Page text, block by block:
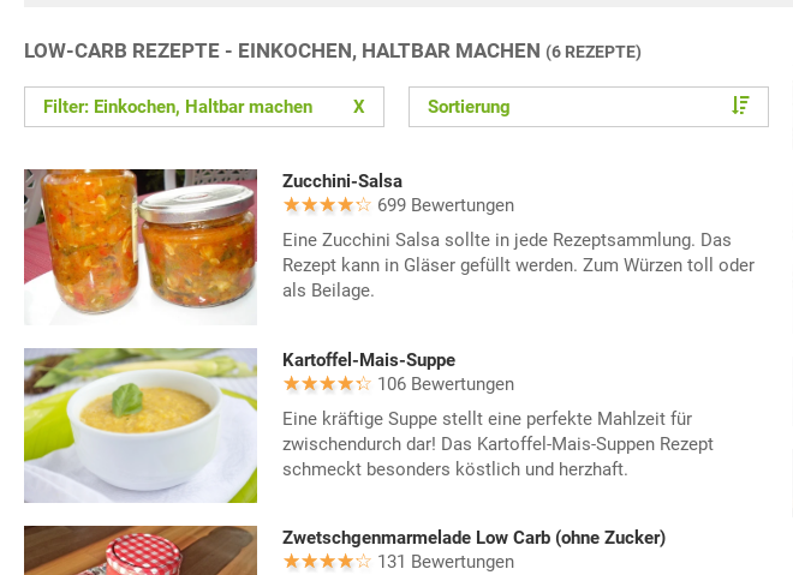
LOW-CARB REZEPTE - EINKOCHEN, HALTBAR MACHEN (6 REZEPTE)
Filter: Einkochen, Haltbar machen X Sortierung
Zucchini-Salsa
699 Bewertungen
Eine Zucchini Salsa sollte in jede Rezeptsammlung. Das
Rezept kann in Gläser gefüllt werden. Zum Würzen toll oder
als Beilage.
Kartoffel-Mais-Suppe
106 Bewertungen
Eine kräftige Suppe stellt eine perfekte Mahlzeit für
zwischendurch dar! Das Kartoffel-Mais-Suppen Rezept
schmeckt besonders köstlich und herzhaft.
Zwetschgenmarmelade Low Carb (ohne Zucker)
131 Bewertungen